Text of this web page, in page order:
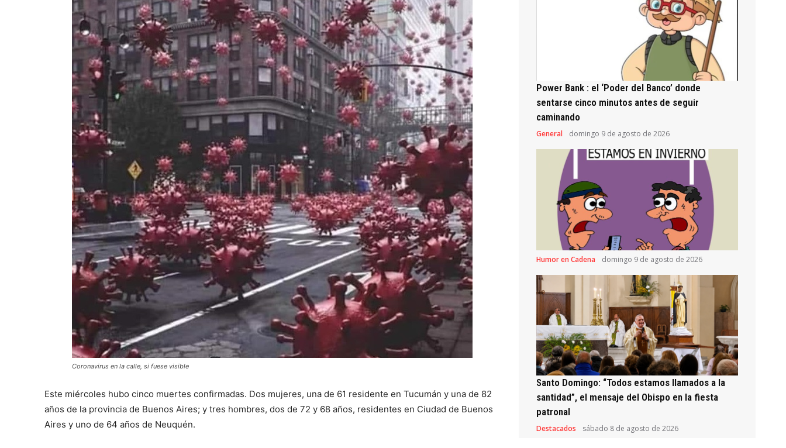
Coronavirus en la calle, si fuese visible
Este miércoles hubo cinco muertes confirmadas. Dos mujeres, una de 61 residente en Tucumán y una de 82
años de la provincia de Buenos Aires; y tres hombres, dos de 72 y 68 años, residentes en Ciudad de Buenos
Aires y uno de 64 años de Neuquén.
Power Bank : el ‘Poder del Banco’ donde
sentarse cinco minutos antes de seguir
caminando
General domingo 9 de agosto de 2026
Humor en Cadena domingo 9 de agosto de 2026
Santo Domingo: “Todos estamos llamados a la
santidad”, el mensaje del Obispo en la fiesta
patronal
Destacados sábado 8 de agosto de 2026